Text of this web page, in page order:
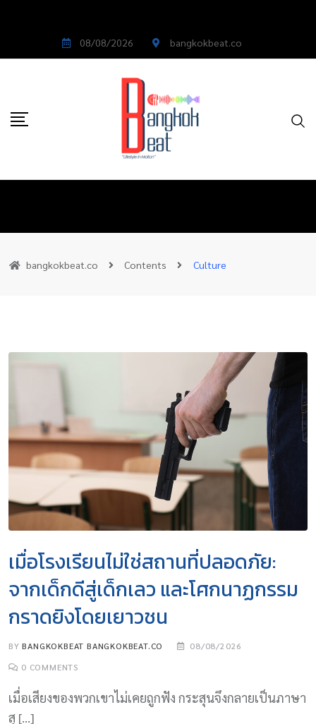
08/08/2026 bangkokbeat.co
bangkokbeat.co Contents Culture
เมื่อโรงเรียนไม่ใช่สถานที่ปลอดภัย:
จากเด็กดีสู่เด็กเลว และโศกนาฏกรรม
กราดยิงโดยเยาวชน
BYBANGKOKBEAT BANGKOKBEAT.CO
08/08/2026
0 COMMENTS
เมื่อเสียงของพวกเขาไม่เคยถูกฟัง กระสุนจึงกลายเป็นภาษา
สุ […]